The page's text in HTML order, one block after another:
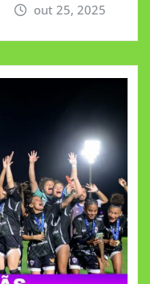
out 25, 2025